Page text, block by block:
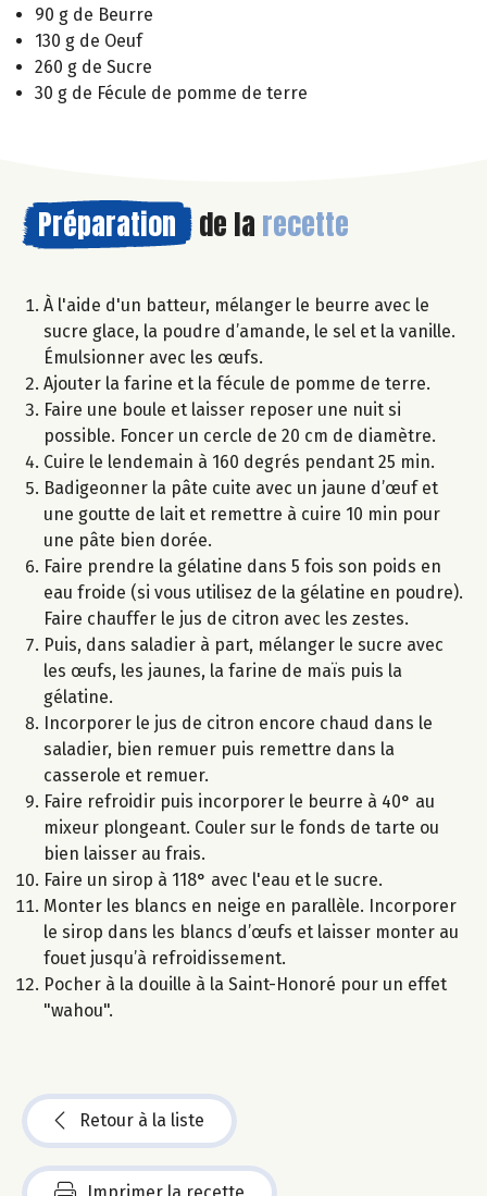
90 g de Beurre
130 g de Oeuf
260 g de Sucre
30 g de Fécule de pomme de terre
Préparation de la recette
À l'aide d'un batteur, mélanger le beurre avec le
sucre glace, la poudre d’amande, le sel et la vanille.
Émulsionner avec les œufs.
Ajouter la farine et la fécule de pomme de terre.
Faire une boule et laisser reposer une nuit si
possible. Foncer un cercle de 20 cm de diamètre.
Cuire le lendemain à 160 degrés pendant 25 min.
Badigeonner la pâte cuite avec un jaune d’œuf et
une goutte de lait et remettre à cuire 10 min pour
une pâte bien dorée.
Faire prendre la gélatine dans 5 fois son poids en
eau froide (si vous utilisez de la gélatine en poudre).
Faire chauffer le jus de citron avec les zestes.
Puis, dans saladier à part, mélanger le sucre avec
les œufs, les jaunes, la farine de maïs puis la
gélatine.
Incorporer le jus de citron encore chaud dans le
saladier, bien remuer puis remettre dans la
casserole et remuer.
Faire refroidir puis incorporer le beurre à 40° au
mixeur plongeant. Couler sur le fonds de tarte ou
bien laisser au frais.
Faire un sirop à 118° avec l'eau et le sucre.
Monter les blancs en neige en parallèle. Incorporer
le sirop dans les blancs d’œufs et laisser monter au
fouet jusqu’à refroidissement.
Pocher à la douille à la Saint-Honoré pour un effet
"wahou".
Retour à la liste